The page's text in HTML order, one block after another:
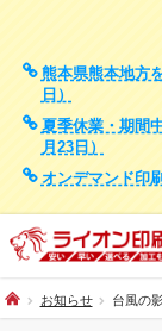
熊本県熊本地方
日）
夏季休業・期間
月23日）
オンデマンド印
お知らせ 台風の